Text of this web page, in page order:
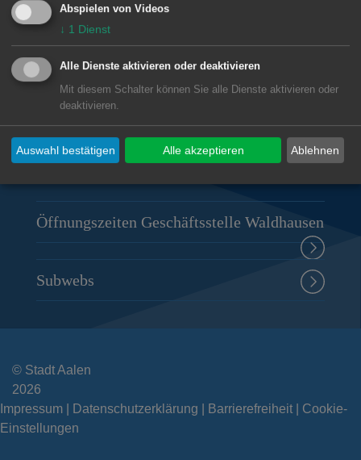
Unsere Anschrift
Geschäftsstelle Waldhausen
Deutschordenstraße 19
07367 9618-0
Öffnungszeiten Geschäftsstelle Waldhausen
Subwebs
© Stadt Aalen
2026
Impressum
Datenschutzerklärung Barrierefreiheit
Cookie-
Einstellungen
Abspielen von Videos
↓ 1 Dienst
Alle Dienste aktivieren oder deaktivieren
Mit diesem Schalter können Sie alle Dienste aktivieren oder
deaktivieren.
Ablehnen
Auswahl bestätigen Alle akzeptieren